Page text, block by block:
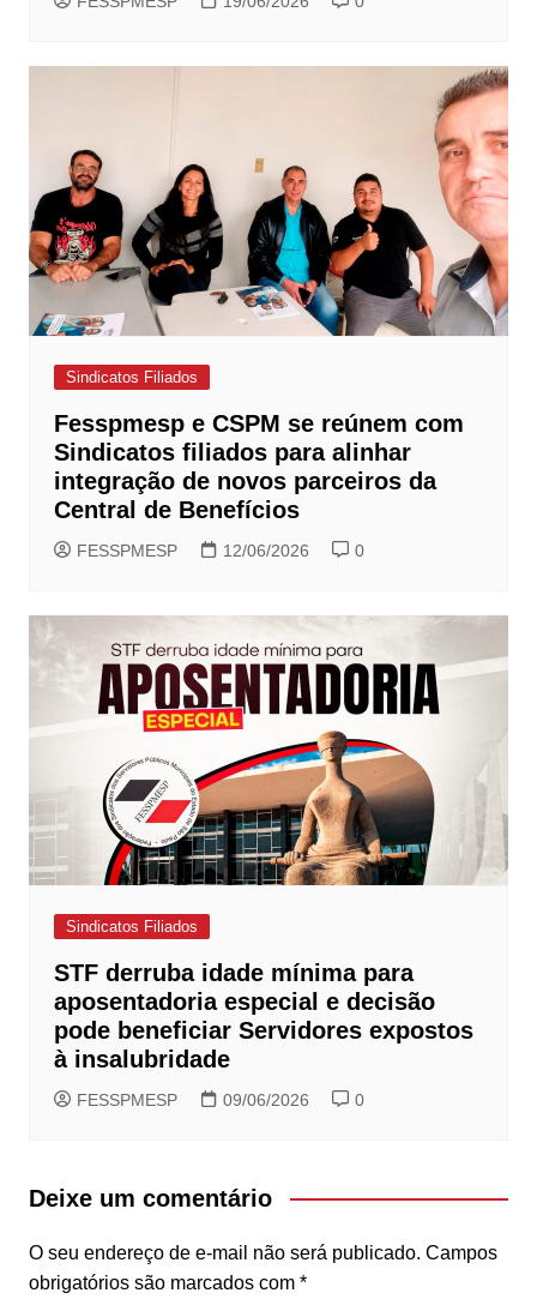
Sindicatos Filiados
Fesspmesp e CSPM se reúnem com
Sindicatos filiados para alinhar
integração de novos parceiros da
Central de Benefícios
FESSPMESP 12/06/2026 0
Sindicatos Filiados
STF derruba idade mínima para
aposentadoria especial e decisão
pode beneficiar Servidores expostos
à insalubridade
FESSPMESP 09/06/2026 0
Deixe um comentário
O seu endereço de e-mail não será publicado. Campos
obrigatórios são marcados com *